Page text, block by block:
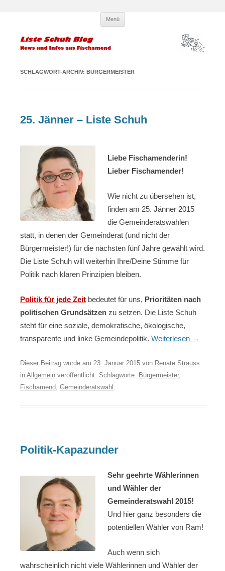
Liste Schuh Blog – KPÖ
Fischamend – Kommunisten und
Parteilose
Infos und News aus Fischamend
Menü
SCHLAGWORT-ARCHIV: BÜRGERMEISTER
25. Jänner – Liste Schuh
Liebe Fischamenderin!
Lieber Fischamender!
Wie nicht zu übersehen ist,
finden am 25. Jänner 2015
die Gemeinderatswahlen
statt, in denen der Gemeinderat (und nicht der
Bürgermeister!) für die nächsten fünf Jahre gewählt wird.
Die Liste Schuh will weiterhin Ihre/Deine Stimme für
Politik nach klaren Prinzipien bleiben.
Politik für jede Zeit bedeutet für uns, Prioritäten nach
politischen Grundsätzen zu setzen. Die Liste Schuh
steht für eine soziale, demokratische, ökologische,
transparente und linke Gemeindepolitik. Weiterlesen →
Dieser Beitrag wurde am 23. Januar 2015 von Renate Strauss
in Allgemein veröffentlicht. Schlagworte: Bürgermeister,
Fischamend Gemeinderatswahl
Politik-Kapazunder
Sehr geehrte Wählerinnen
und Wähler der
Gemeinderatswahl 2015!
Und hier ganz besonders die
potentiellen Wähler von Ram!
Auch wenn sich
wahrscheinlich nicht viele Wählerinnen und Wähler der